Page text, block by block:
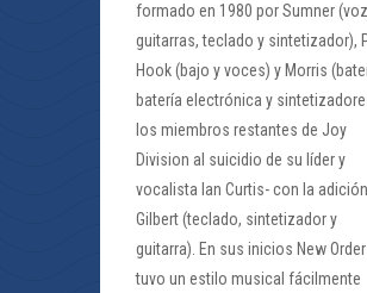
formado en 1980 por Sumner
guitarras, teclado y sintetizador),
Hook (bajo y voces) y Morris
batería electrónica y
los miembros restantes de Joy
Division al suicidio de su líder y
vocalista Ian Curtis- con la
Gilbert (teclado, sintetizador y
guitarra). En sus inicios New Order
tuvo un estilo musical fácilmente